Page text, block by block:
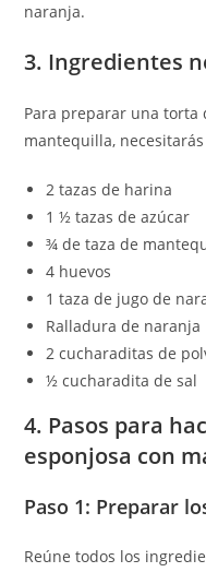
naranja.
3. Ingredientes
Para preparar una torta
mantequilla,
2 tazas de harina
1 ½ tazas de azúcar
¾ de taza de
4 huevos
1 taza de jugo de
Ralladura de naranja
2 cucharaditas de
½ cucharadita de sal
4. Pasos para
esponjosa con
Paso 1: Preparar
Reúne todos los